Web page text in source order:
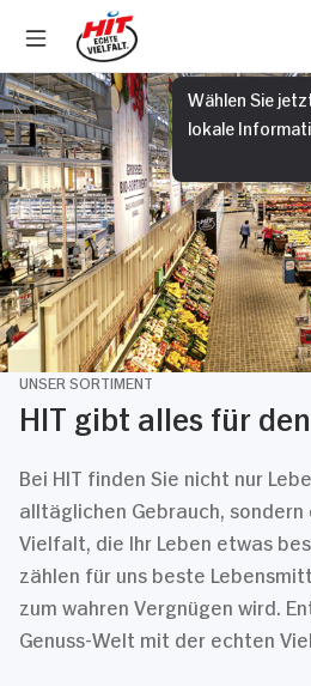
Wählen Sie
lokale
UNSER SORTIMENT
HIT gibt alles für
Bei HIT finden Sie nicht nur
alltäglichen Gebrauch,
Vielfalt, die Ihr Leben etwas
zählen für uns beste
zum wahren Vergnügen wird.
Genuss-Welt mit der echten